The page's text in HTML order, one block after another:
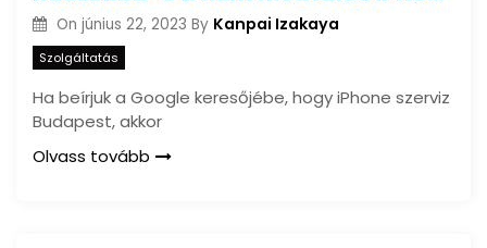
On június 22, 2023 By Kanpai Izakaya
Szolgáltatás
Ha beírjuk a Google keresőjébe, hogy iPhone szerviz
Budapest, akkor
Olvass tovább